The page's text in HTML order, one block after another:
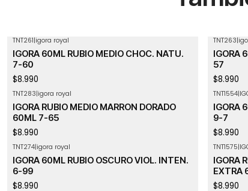
TNT261|igora royal
IGORA 60ML RUBIO MEDIO CHOC. NATU.
7-60
$8.990
TNT263|
IGORA
57
$8.990
TNT283|igora royal
IGORA RUBIO MEDIO MARRON DORADO
60ML 7-65
$8.990
TNT1554|
IGORA
9-7
$8.990
TNT274|igora royal
IGORA 60ML RUBIO OSCURO VIOL. INTEN.
6-99
$8.990
TNT1575|
IGORA
EXTRA
$8.990